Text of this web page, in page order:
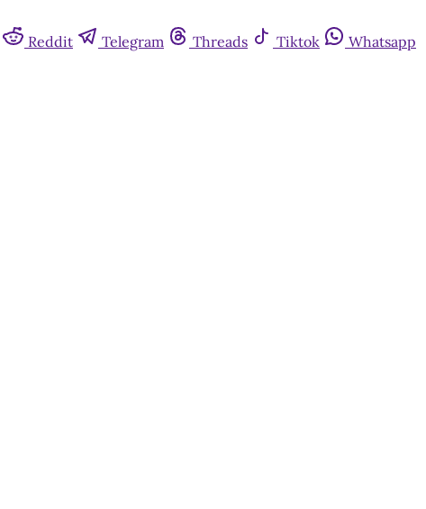
Reddit Telegram Threads Tiktok
Whatsapp